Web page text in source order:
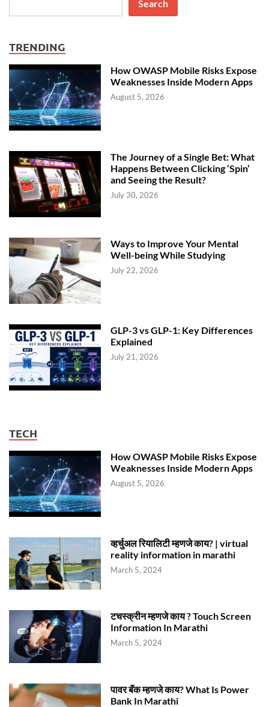
Search
TRENDING
How OWASP Mobile Risks Expose
Weaknesses Inside Modern Apps
August 5, 2026
The Journey of a Single Bet: What
Happens Between Clicking ‘Spin’
and Seeing the Result?
July 30, 2026
Ways to Improve Your Mental
Well-being While Studying
July 22, 2026
GLP-3 vs GLP-1: Key Differences
Explained
July 21, 2026
TECH
How OWASP Mobile Risks Expose
Weaknesses Inside Modern Apps
August 5, 2026
व्हर्चुअल रियालिटी म्हणजे काय? | virtual
reality information in marathi
March 5, 2024
टचस्क्रीन म्हणजे काय ? Touch Screen
Information In Marathi
March 5, 2024
पावर बॅंक म्हणजे काय? What Is Power
Bank In Marathi